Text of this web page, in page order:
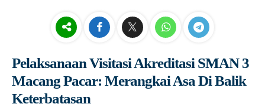
Pelaksanaan Visitasi Akreditasi SMAN 3
Macang Pacar: Merangkai Asa Di Balik
Keterbatasan